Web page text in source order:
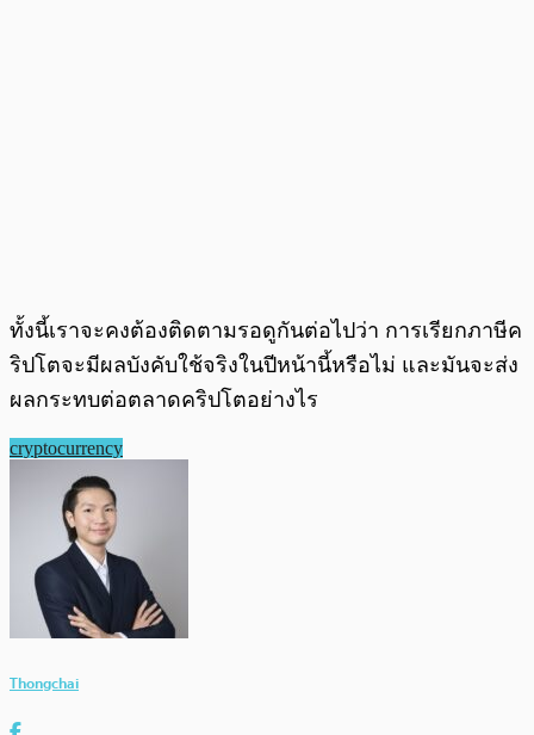
ทั้งนี้เราจะคงต้องติดตามรอดูกันต่อไปว่า การเรียกภาษีค
ริปโตจะมีผลบังคับใช้จริงในปีหน้านี้หรือไม่ และมันจะส่ง
ผลกระทบต่อตลาดคริปโตอย่างไร
cryptocurrency
Thongchai